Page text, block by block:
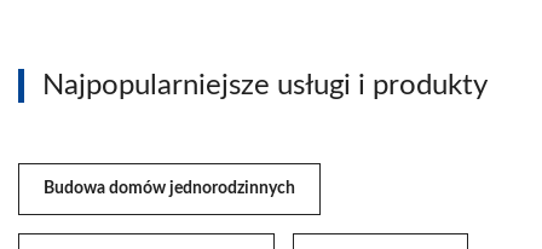
Najpopularniejsze usługi i produkty
Budowa domów jednorodzinnych